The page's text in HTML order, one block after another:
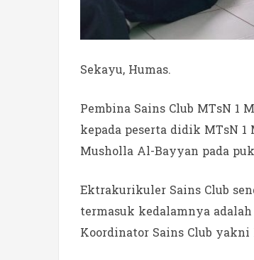
Sekayu, Humas.
Pembina Sains Club MTsN 1
kepada peserta didik MTsN
Musholla Al-Bayyan pada
Ektrakurikuler Sains Club
termasuk kedalamnya
Koordinator Sains Club